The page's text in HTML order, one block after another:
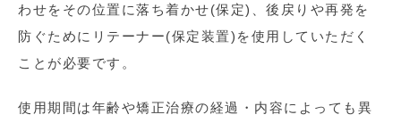
わせをその位置に落ち着かせ(保定)、後戻りや再発を
防ぐためにリテーナー(保定装置)を使用していただく
ことが必要です。
使用期間は年齢や矯正治療の経過・内容によっても異